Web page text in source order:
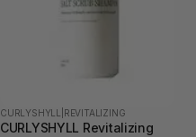
CURLYSHYLL REVITALIZING
CURLYSHYLL Revitalizing